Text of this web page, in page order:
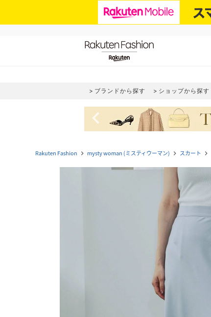
ブランドから探す ショップから探す
navigate_before
Rakuten Fashion navigate_next mysty woman (ミスティウーマン) navigate_next スカート navigate_next